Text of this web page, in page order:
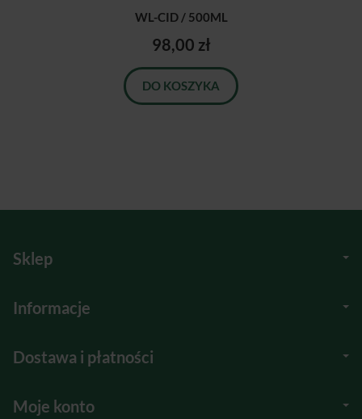
WL-CID / 500ML
98,00 zł
DO KOSZYKA
Sklep
Informacje
Dostawa i płatności
Moje konto